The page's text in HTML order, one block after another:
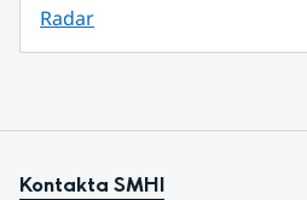
Radar
Kontakta SMHI